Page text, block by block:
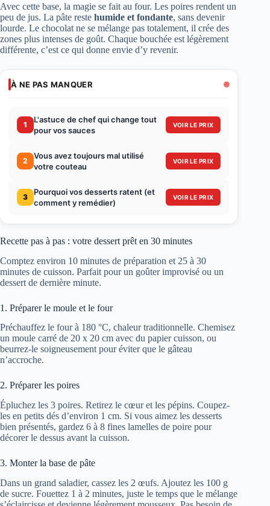
Avec cette base, la magie se fait au four. Les poires rendent un
peu de jus. La pâte reste humide et fondante, sans devenir
lourde. Le chocolat ne se mélange pas totalement, il crée des
zones plus intenses de goût. Chaque bouchée est légèrement
différente, c’est ce qui donne envie d’y revenir.
À NE PAS MANQUER
1
L'astuce de chef qui change tout
pour vos sauces
VOIR LE PRIX
2
Vous avez toujours mal utilisé
votre couteau
VOIR LE PRIX
3
Pourquoi vos desserts ratent (et
comment y remédier)
VOIR LE PRIX
Recette pas à pas : votre dessert prêt en 30 minutes
Comptez environ 10 minutes de préparation et 25 à 30
minutes de cuisson. Parfait pour un goûter improvisé ou un
dessert de dernière minute.
1. Préparer le moule et le four
Préchauffez le four à 180 °C, chaleur traditionnelle. Chemisez
un moule carré de 20 x 20 cm avec du papier cuisson, ou
beurrez-le soigneusement pour éviter que le gâteau
n’accroche.
2. Préparer les poires
Épluchez les 3 poires. Retirez le cœur et les pépins. Coupez-
les en petits dés d’environ 1 cm. Si vous aimez les desserts
bien présentés, gardez 6 à 8 fines lamelles de poire pour
décorer le dessus avant la cuisson.
3. Monter la base de pâte
Dans un grand saladier, cassez les 2 œufs. Ajoutez les 100 g
de sucre. Fouettez 1 à 2 minutes, juste le temps que le mélange